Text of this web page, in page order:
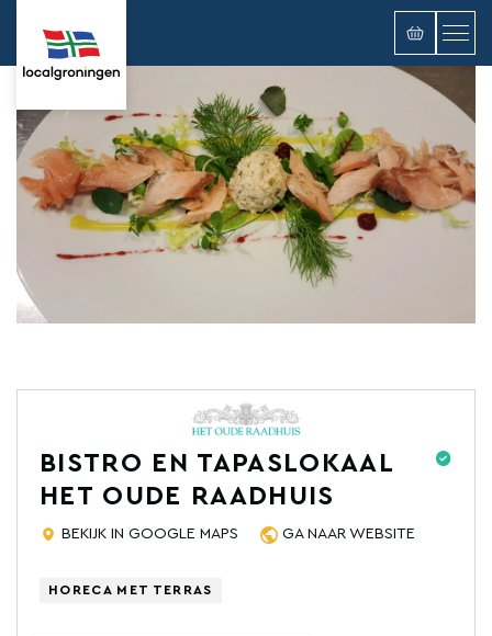
BISTRO EN TAPASLOKAAL
HET OUDE RAADHUIS
BEKIJK IN GOOGLE MAPS GA NAAR WEBSITE
HORECA MET TERRAS